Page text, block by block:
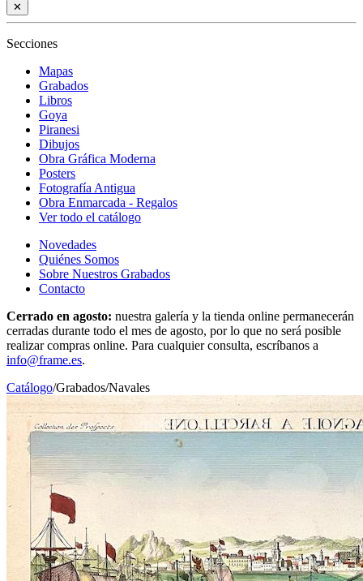
✕
Secciones
Mapas
Grabados
Libros
Goya
Piranesi
Dibujos
Obra Gráfica Moderna
Posters
Fotografía Antigua
Obra Enmarcada - Regalos
Ver todo el catálogo
Novedades
Quiénes Somos
Sobre Nuestros Grabados
Contacto
Cerrado en agosto: nuestra galería y la tienda online permanecerán
cerradas durante todo el mes de agosto, por lo que no será posible
realizar compras online. Para cualquier consulta, escríbanos a
info@frame.es.
Catálogo/Grabados/Navales